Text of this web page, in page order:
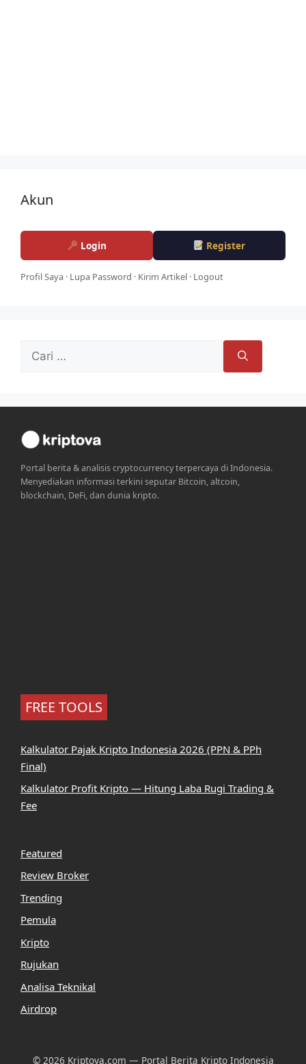
Akun
Login Register
Profil Saya · Lupa Password · Kirim Artikel · Logout
untuk:
Portal berita & analisis cryptocurrency terpercaya di Indonesia.
Menyediakan informasi terkini seputar Bitcoin, altcoin,
blockchain, DeFi, dan dunia kripto.
FREE TOOLS
Kalkulator Pajak Kripto Indonesia 2026 (PPN & PPh
Final)
Kalkulator Profit Kripto — Hitung Laba Rugi Trading &
Fee
Featured
Review Broker
Trending
Pemula
Kripto
Rujukan
Analisa Teknikal
Airdrop
© 2026 Kriptova.com — Portal Berita Kripto Indonesia